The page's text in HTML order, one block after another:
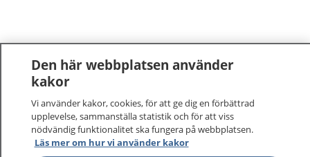
1177–tryggt om din hälsa och vård
På 1177.se får du råd om hälsa och information om
sjukdomar och vilka mottagningar du kan kontakta.
Den här webbplatsen använder
kakor
Vi använder kakor, cookies, för att ge dig en förbättrad
upplevelse, sammanställa statistik och för att viss
nödvändig funktionalitet ska fungera på webbplatsen.
Läs mer om hur vi använder kakor